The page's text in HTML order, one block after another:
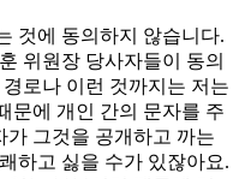
것에 동의하지 않습니다.
위원장 당사자들이 동의
로나 이런 것까지는 저는
문에 개인 간의 문자를 주
가 그것을 공개하고 까는
하고 싫을 수가 있잖아요.